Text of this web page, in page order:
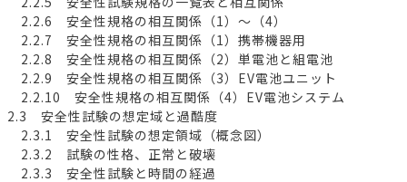
2.2.6 安全性規格の相互関係（1）～（4）
2.2.7 安全性規格の相互関係（1）携帯機器用
2.2.8 安全性規格の相互関係（2）単電池と組電池
2.2.9 安全性規格の相互関係（3）EV電池ユニット
2.2.10 安全性規格の相互関係（4）EV電池システム
2.3 安全性試験の想定域と過酷度
2.3.1 安全性試験の想定領域（概念図）
2.3.2 試験の性格、正常と破壊
2.3.3 安全性試験と時間の経過